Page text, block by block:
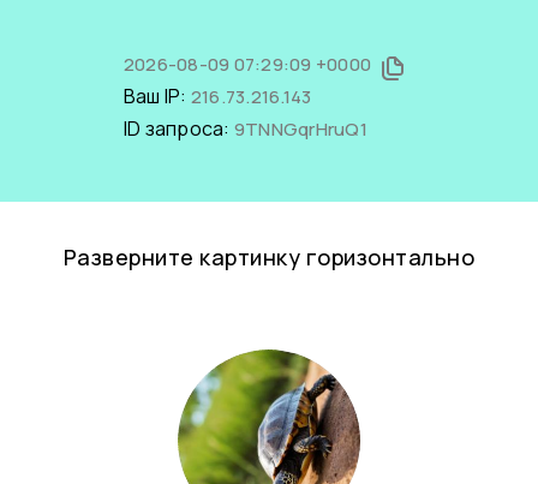
2026-08-09 07:29:09 +0000
Ваш IP: 216.73.216.143
ID запроса: 9TNNGqrHruQ1
Разверните картинку горизонтально